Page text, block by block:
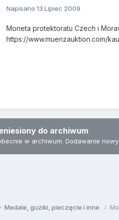
Napisano 13 Lipiec 2009
Moneta protektoratu Czech i
https://www.muenzauktion.com/
do archiwum
w archiwum. Dodawanie
Medale, guziki, pieczęcie i inne